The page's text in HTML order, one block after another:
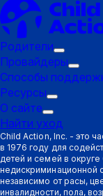
Родители
Подменю
Провайдеры
Способы
Ресурсы
Подменю
"Триггер":
Ресурсы
О сайте
Подменю
"Триггер":
О
сайте
Найти уход
Child Action, Inc. - это
в 1976 году для
детей и семей в
недискриминационной
независимо от расы,
инвалидности, пола,